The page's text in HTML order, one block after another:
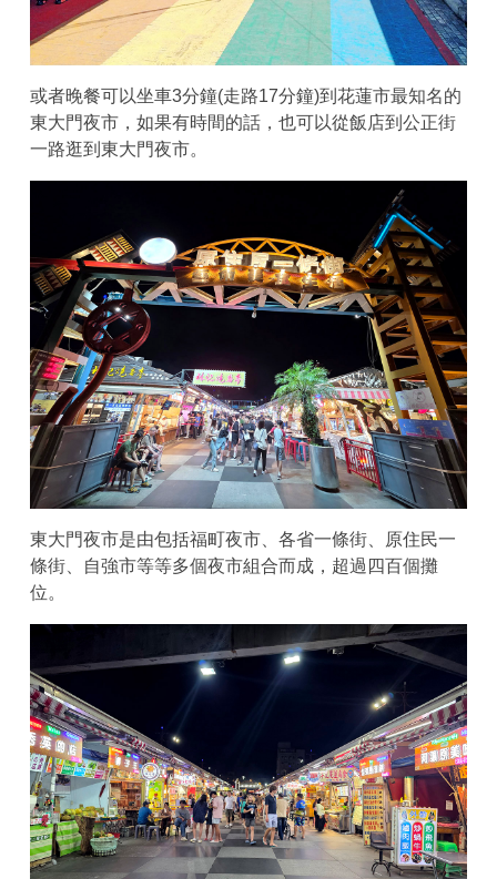
或者晚餐可以坐車3分鐘(走路17分鐘)到花蓮市最知名的
東大門夜市，如果有時間的話，也可以從飯店到公正街
一路逛到東大門夜市。
東大門夜市是由包括福町夜市、各省一條街、原住民一
條街、自強市等等多個夜市組合而成，超過四百個攤
位。